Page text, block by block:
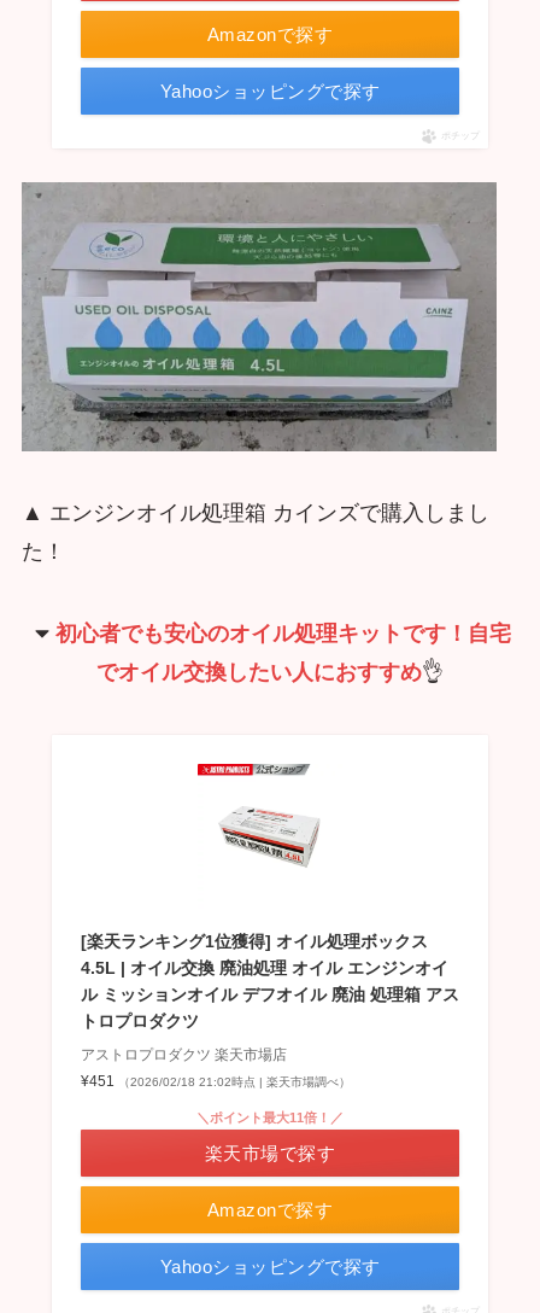
Amazonで探す
Yahooショッピングで探す
ポチップ
▲ エンジンオイル処理箱 カインズで購入しまし
た！
初心者でも安心のオイル処理キットです！自宅
でオイル交換したい人におすすめ👌
[楽天ランキング1位獲得] オイル処理ボックス
4.5L | オイル交換 廃油処理 オイル エンジンオイ
ル ミッションオイル デフオイル 廃油 処理箱 アス
トロプロダクツ
アストロプロダクツ 楽天市場店
¥451
（2026/02/18 21:02時点 | 楽天市場調べ）
Amazonで探す
＼ポイント最大11倍！／
楽天市場で探す
Yahooショッピングで探す